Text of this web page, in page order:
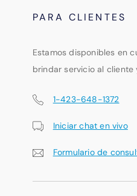
PARA CLIENTES
Estamos disponibles en
brindar servicio al
1-423-648-1372
Iniciar chat en vivo
Formulario de